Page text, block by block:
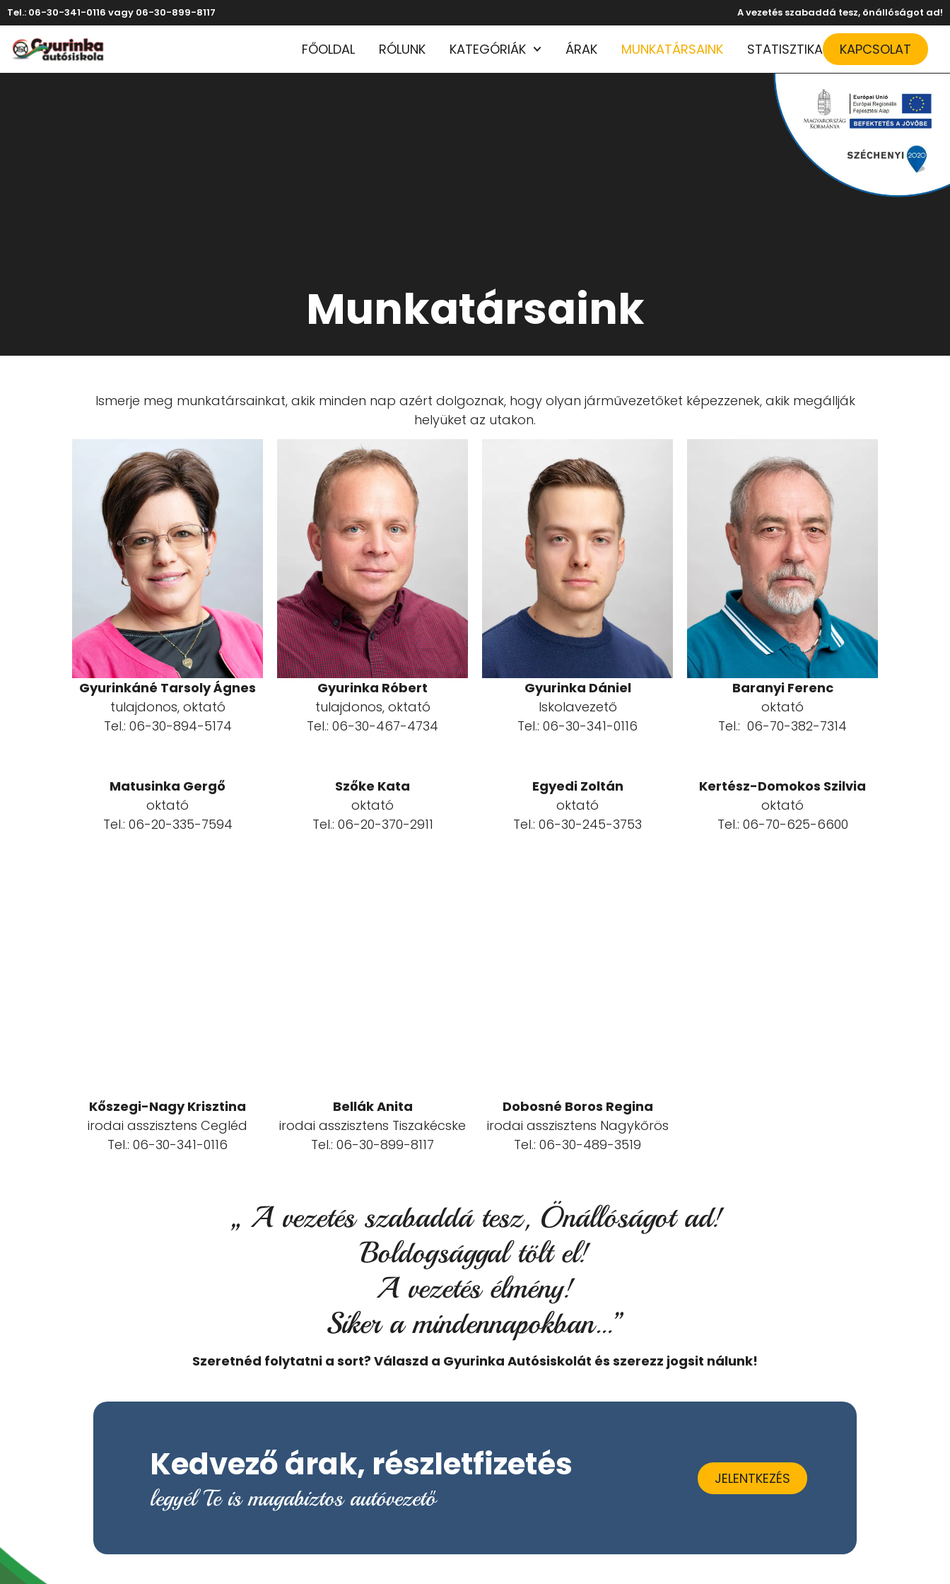
Tel.: 06-30-341-0116 vagy 06-30-899-8117 A vezetés szabaddá tesz, önállóságot ad!
FŐOLDAL RÓLUNK KATEGÓRIÁK ÁRAK MUNKATÁRSAINK STATISZTIKA KAPCSOLAT
Munkatársaink
Ismerje meg munkatársainkat, akik minden nap azért dolgoznak, hogy olyan járművezetőket képezzenek, akik megállják
helyüket az utakon.
Gyurinkáné Tarsoly Ágnes
tulajdonos, oktató
Tel.: 06-30-894-5174
Gyurinka Róbert
tulajdonos, oktató
Tel.: 06-30-467-4734
Gyurinka Dániel
Iskolavezető
Tel.: 06-30-341-0116
Baranyi Ferenc
oktató
Tel.: 06-70-382-7314
Matusinka Gergő
oktató
Tel.: 06-20-335-7594
Szőke Kata
oktató
Tel.: 06-20-370-2911
Egyedi Zoltán
oktató
Tel.: 06-30-245-3753
Kertész-Domokos Szilvia
oktató
Tel.: 06-70-625-6600
Kőszegi-Nagy Krisztina
irodai asszisztens Cegléd
Tel.: 06-30-341-0116
Bellák Anita
irodai asszisztens Tiszakécske
Tel.: 06-30-899-8117
Dobosné Boros Regina
irodai asszisztens Nagykőrös
Tel.: 06-30-489-3519
„ A vezetés szabaddá tesz, Önállóságot ad!
Boldogsággal tölt el!
A vezetés élmény!
Siker a mindennapokban…”
Szeretnéd folytatni a sort? Válaszd a Gyurinka Autósiskolát és szerezz jogsit nálunk!
Kedvező árak, részletfizetés
legyél Te is magabiztos autóvezető
JELENTKEZÉS